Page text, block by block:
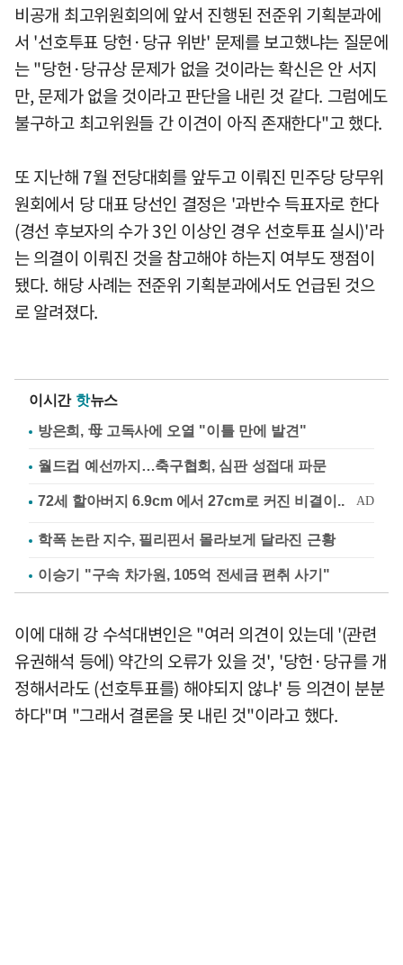
비공개 최고위원회의에 앞서 진행된 전준위 기획분과에
서 '선호투표 당헌·당규 위반' 문제를 보고했냐는 질문에
는 "당헌·당규상 문제가 없을 것이라는 확신은 안 서지
만, 문제가 없을 것이라고 판단을 내린 것 같다. 그럼에도
불구하고 최고위원들 간 이견이 아직 존재한다"고 했다.
또 지난해 7월 전당대회를 앞두고 이뤄진 민주당 당무위
원회에서 당 대표 당선인 결정은 '과반수 득표자로 한다
(경선 후보자의 수가 3인 이상인 경우 선호투표 실시)'라
는 의결이 이뤄진 것을 참고해야 하는지 여부도 쟁점이
됐다. 해당 사례는 전준위 기획분과에서도 언급된 것으
로 알려졌다.
이시간 핫뉴스
방은희, 母 고독사에 오열 "이틀 만에 발견"
월드컵 예선까지…축구협회, 심판 성접대 파문
학폭 논란 지수, 필리핀서 몰라보게 달라진 근황
이승기 "구속 차가원, 105억 전세금 편취 사기"
이에 대해 강 수석대변인은 "여러 의견이 있는데 '(관련
유권해석 등에) 약간의 오류가 있을 것', '당헌·당규를 개
정해서라도 (선호투표를) 해야되지 않냐' 등 의견이 분분
하다"며 "그래서 결론을 못 내린 것"이라고 했다.